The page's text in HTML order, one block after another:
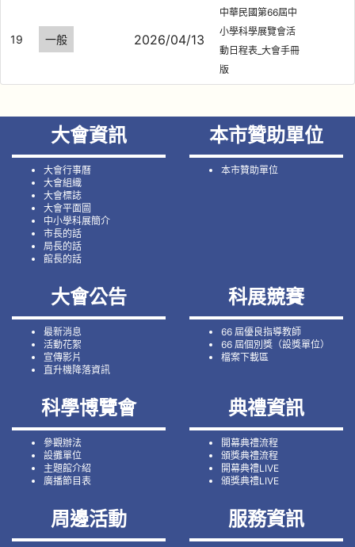
19 一般 2026/04/13
中華民國第66屆中
小學科學展覽會活
動日程表_大會手冊
版
大會資訊
大會行事曆
大會組織
大會標誌
大會平面圖
中小學科展簡介
市長的話
局長的話
館長的話
本市贊助單位
本市贊助單位
大會公告
最新消息
活動花絮
宣傳影片
直升機降落資訊
科展競賽
66 屆優良指導教師
66 屆個別獎（設獎單位）
檔案下載區
科學博覽會
參觀辦法
設攤單位
主題館介紹
廣播節目表
典禮資訊
開幕典禮流程
頒獎典禮流程
開幕典禮LIVE
頒獎典禮LIVE
周邊活動 服務資訊